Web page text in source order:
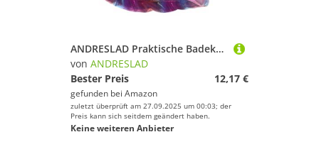
ANDRESLAD Praktische Badekappe Damen Elastisch Nylon Schwimmhaube für Langes Haar Schonend Leichter Schutz Badehaube für Angenehmes Duschen und Schwimmen
von ANDRESLAD
Bester Preis
12,17 €
gefunden bei Amazon
zuletzt überprüft am 27.09.2025 um 00:03; der
Preis kann sich seitdem geändert haben.
Keine weiteren Anbieter